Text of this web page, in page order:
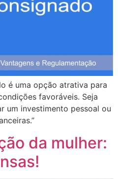
é uma opção atrativa para
favoráveis. Seja
um investimento pessoal ou
da mulher: